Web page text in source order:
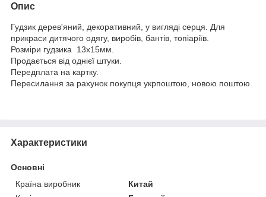
Опис
Гудзик дерев'яний, декоративний, у вигляді серця. Для
прикраси дитячого одягу, виробів, бантів, топіаріїв.
Розміри гудзика 13х15мм.
Продається від однієї штуки.
Передплата на картку.
Пересилання за рахунок покупця укрпоштою, новою поштою.
Характеристики
Основні
Країна виробник
Китай